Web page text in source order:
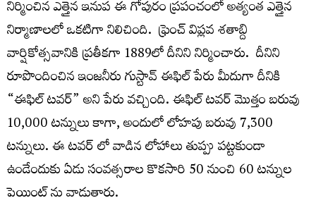
నిర్మించిన ఎత్తైన ఇనుప ఈ గోపురం ప్రపంచంలో అత్యంత ఎత్తైన
నిర్మాణాలలో ఒకటిగా నిలిచింది. ఫ్రెంచ్ విప్లవ శతాబ్ది
వార్షికోత్సవానికి ప్రతీకగా 1889లో దీనిని నిర్మించారు. దీనిని
రూపొందించిన ఇంజనీరు గుస్టావ్ ఈఫిల్ పేరు మీదుగా దీనికి
“ఈఫిల్ టవర్” అని పేరు వచ్చింది. ఈఫిల్ టవర్ మొత్తం బరువు
10,000 టన్నులు కాగా, అందులో లోహపు బరువు 7,300
టన్నులు. ఈ టవర్ లో వాడిన లోహాలు తుప్పు పట్టకుండా
ఉండేందుకు ఏడు సంవత్సరాల కొకసారి 50 నుంచి 60 టన్నుల
పెయింట్ ను వాడుతారు.